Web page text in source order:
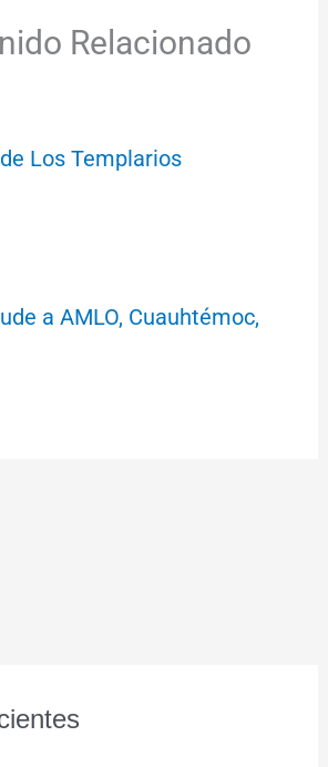
Relacionado
Los Templarios
a AMLO, Cuauhtémoc,